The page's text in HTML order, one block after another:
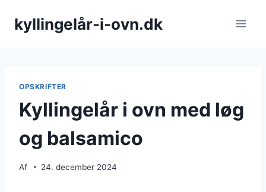
kyllingelår-i-ovn.dk
OPSKRIFTER
Kyllingelår i ovn med løg
og balsamico
Af 24. december 2024